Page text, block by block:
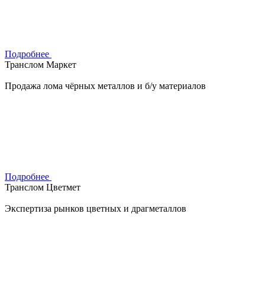
Подробнее
Транслом Маркет
Продажа лома чёрных металлов и б/у материалов
Подробнее
Транслом Цветмет
Экспертиза рынков цветных и драгметаллов